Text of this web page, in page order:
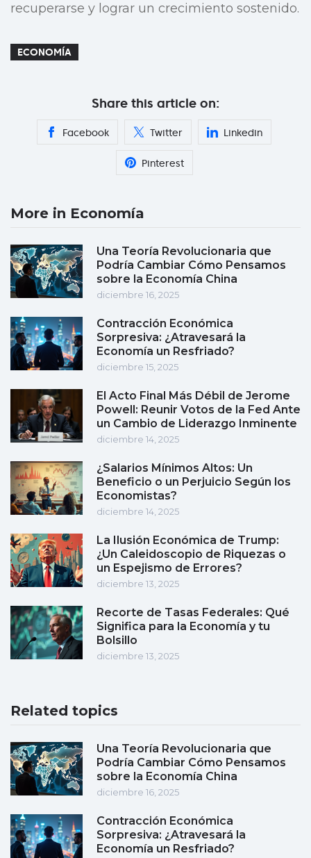
recuperarse y lograr un crecimiento sostenido.
ECONOMÍA
Share this article on:
Facebook Twitter Linkedin
Pinterest
More in Economía
Una Teoría Revolucionaria que
Podría Cambiar Cómo Pensamos
sobre la Economía China
diciembre 16, 2025
Contracción Económica
Sorpresiva: ¿Atravesará la
Economía un Resfriado?
diciembre 15, 2025
El Acto Final Más Débil de Jerome
Powell: Reunir Votos de la Fed Ante
un Cambio de Liderazgo Inminente
diciembre 14, 2025
¿Salarios Mínimos Altos: Un
Beneficio o un Perjuicio Según los
Economistas?
diciembre 14, 2025
La Ilusión Económica de Trump:
¿Un Caleidoscopio de Riquezas o
un Espejismo de Errores?
diciembre 13, 2025
Recorte de Tasas Federales: Qué
Significa para la Economía y tu
Bolsillo
diciembre 13, 2025
Related topics
Una Teoría Revolucionaria que
Podría Cambiar Cómo Pensamos
sobre la Economía China
diciembre 16, 2025
Contracción Económica
Sorpresiva: ¿Atravesará la
Economía un Resfriado?